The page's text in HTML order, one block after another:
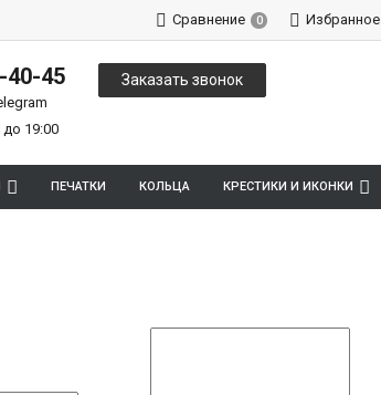
Сравнение 0 Избранное
40-45
19:00
Заказать звонок
ПЕЧАТКИ КОЛЬЦА КРЕСТИКИ И ИКОНКИ